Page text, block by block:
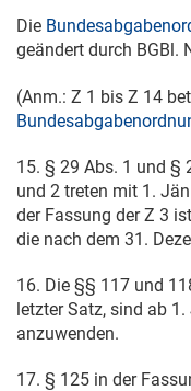
Die
geändert durch BGBl.
(Anm.: Z 1 bis Z 14
15. § 29 Abs. 1 und §
und 2 treten mit 1.
der Fassung der Z 3
die nach dem 31.
16. Die §§ 117 und
letzter Satz, sind ab 1.
anzuwenden.
17. § 125 in der